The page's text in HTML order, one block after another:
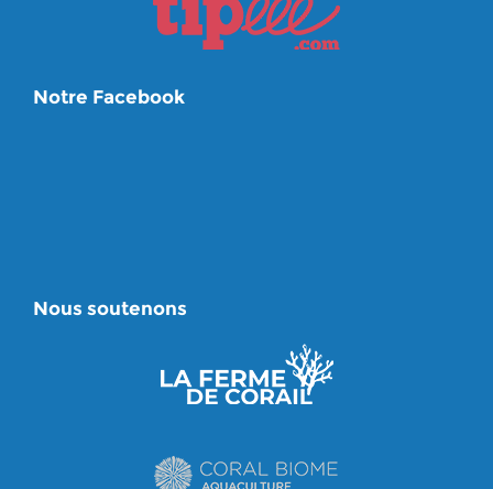
Notre Facebook
Nous soutenons